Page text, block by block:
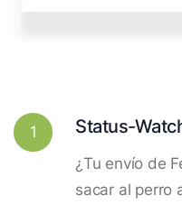
1 Status-
¿Tu envío de
sacar al perro